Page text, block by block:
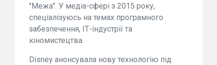
"Межа". У медіа-сфері з 2015 року,
спеціалізуюсь на темах програмного
забезпечення, ІТ-індустрії та
кіномистецтва.
Disney анонсувала нову технологію під